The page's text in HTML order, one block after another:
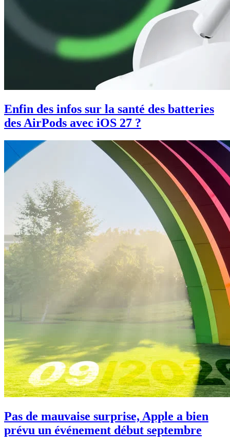
Enfin des infos sur la santé des batteries
des AirPods avec iOS 27 ?
Pas de mauvaise surprise, Apple a bien
prévu un événement début septembre